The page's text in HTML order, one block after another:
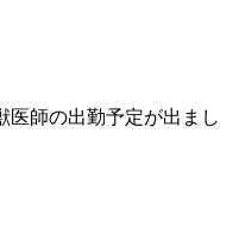
医師の出勤予定が出まし